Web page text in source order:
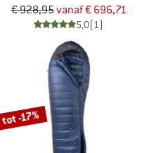
€ 928,95vanaf € 696,71
5,0(1)
tot -17%